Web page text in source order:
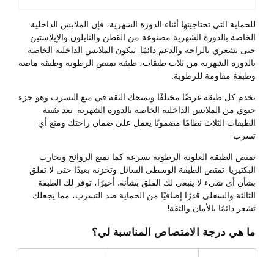
للحماية التي تحتاجينها أثناء الدورة الشهرية، فإن الملابس الداخلية
الخاصة بالدورة الشهرية مصنوعة من القطن والنايلون والإيلاستين
حتى تشعري بالراحة والدعم دائمًا. تتكون الملابس الداخلية الخاصة
بالدورة الشهرية من ثلاث طبقات، طبقة تمتص الرطوبة وطبقة ماصة
وطبقة مقاومة للرطوبة.
تخدم كل طبقة غرضًا مختلفًا وتمنحك الثقة في منع التسرب وهو جزء
حيوي من الملابس الداخلية الخاصة بالدورة الشهرية. تعد تقنية
الطبقات الثلاث نظامًا مضمونًا يعمل على ضمان راحتك ومنع أي
تسرب!
تمتص الطبقة العلوية الرطوبة بسرعة كما تمنع الروائح وتحارب
البكتيريا. تمتص الطبقة الوسطى السائل وتخزنه بعيدًا حتى لا تقلق
بشأن أي شيء لا ينبغي لك القلق بشأنه. أخيرًا، توفر لك الطبقة
الثالثة والسفلى قدرًا إضافيًا من الحماية ضد التسرب، مما يجعلك
تشعر دائمًا بالأمان والثقة!
ما هي درجة الامتصاص المناسبة لي؟